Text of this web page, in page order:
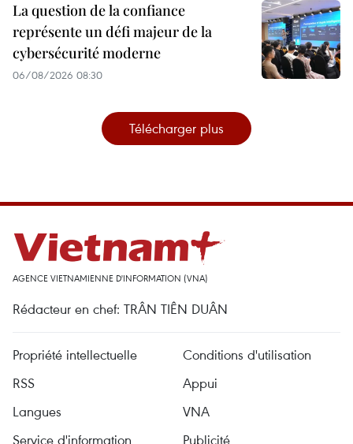
La question de la confiance
représente un défi majeur de la
cybersécurité moderne
06/08/2026 08:30
Télécharger plus
AGENCE VIETNAMIENNE D'INFORMATION (VNA)
Rédacteur en chef: TRÂN TIÊN DUÂN
Propriété intellectuelle
Conditions d'utilisation
RSS
Appui
Langues
VNA
Service d'information
Publicité